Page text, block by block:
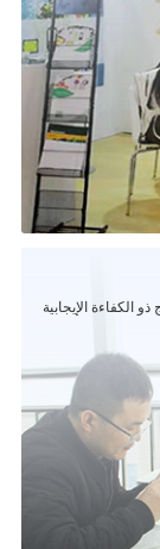
الكفاءة الإيجابية